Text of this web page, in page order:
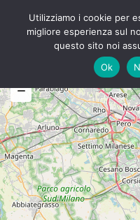
My
Utilizziamo i cookie per
migliore esperienza sul
questo sito noi
Ok